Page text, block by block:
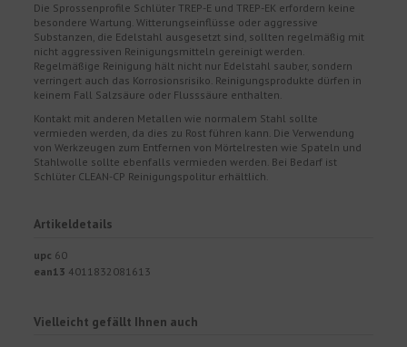
Die Sprossenprofile Schlüter TREP-E und TREP-EK erfordern keine
besondere Wartung. Witterungseinflüsse oder aggressive
Substanzen, die Edelstahl ausgesetzt sind, sollten regelmäßig mit
nicht aggressiven Reinigungsmitteln gereinigt werden.
Regelmäßige Reinigung hält nicht nur Edelstahl sauber, sondern
verringert auch das Korrosionsrisiko. Reinigungsprodukte dürfen in
keinem Fall Salzsäure oder Flusssäure enthalten.
Kontakt mit anderen Metallen wie normalem Stahl sollte
vermieden werden, da dies zu Rost führen kann. Die Verwendung
von Werkzeugen zum Entfernen von Mörtelresten wie Spateln und
Stahlwolle sollte ebenfalls vermieden werden. Bei Bedarf ist
Schlüter CLEAN-CP Reinigungspolitur erhältlich.
Artikeldetails
upc 60
ean13 4011832081613
Vielleicht gefällt Ihnen auch